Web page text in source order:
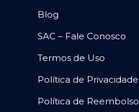
Blog
SAC – Fale Conosco
Termos de Uso
Política de Privacidade
Política de Reembolso